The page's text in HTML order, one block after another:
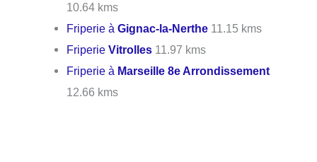
10.64 kms
Friperie àGignac-la-Nerthe 11.15 kms
FriperieVitrolles 11.97 kms
Friperie à Marseille 8e Arrondissement
12.66 kms